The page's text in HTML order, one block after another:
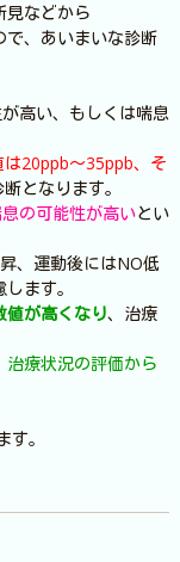
見などから
で、あいまいな診断
高い、もしくは喘息
20ppb～35ppb、そ
となります。
の可能性が高いとい
、運動後にはNO低
ます。
値が高くなり、治療
治療状況の評価から
。